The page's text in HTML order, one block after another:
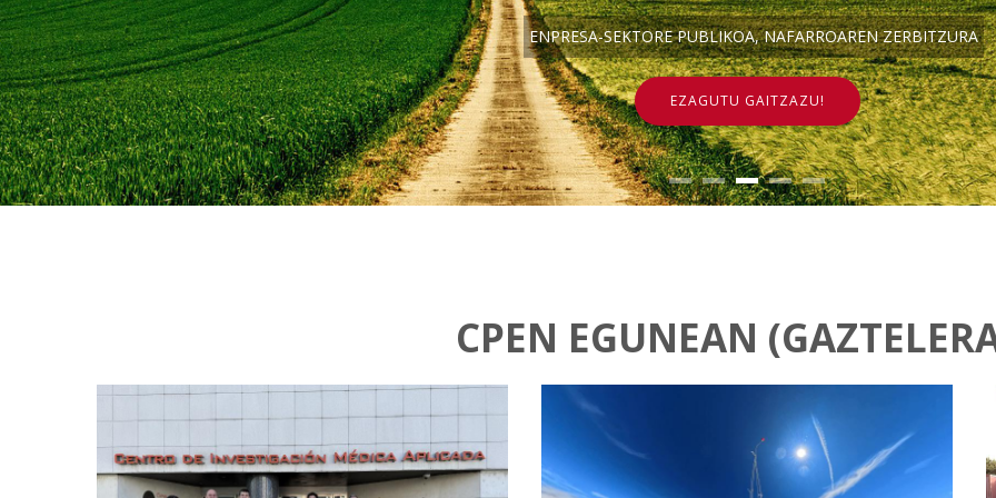
EZAGUTU GAITZAZU!
ENPRESA-SEKTORE PUBLIKOA, NAFARROAREN ZERBITZURA
CPEN EGUNEAN